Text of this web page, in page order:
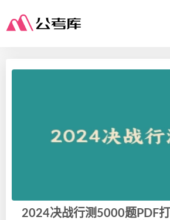
2024决战行测5000题PDF